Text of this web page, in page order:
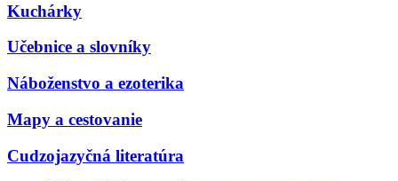
Kuchárky
Učebnice a slovníky
Náboženstvo a ezoterika
Mapy a cestovanie
Cudzojazyčná literatúra